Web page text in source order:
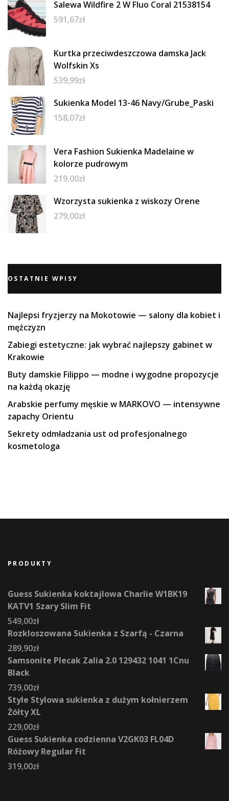
Salewa Wildfire 2 W Fluo Coral 21538154
591,67zł
Kurtka przeciwdeszczowa damska Jack
Wolfskin Xs
539,99zł
Sukienka Model 13-46 Navy/Grube_Paski
158,07zł
Vera Fashion Sukienka Madelaine w
kolorze pudrowym
219,00zł
Wzorzysta sukienka z wiskozy Orene
279,00zł
OSTATNIE WPISY
Najlepsi fryzjerzy na Mokotowie — salony dla kobiet i
mężczyzn
Zabiegi estetyczne: jak wybrać najlepszy gabinet w
Krakowie
Buty damskie Filippo — modne i wygodne propozycje
na każdą okazję
Arabskie perfumy męskie w MARKOVO — intensywne
zapachy Orientu
Sekrety odmładzania ust od profesjonalnego
kosmetologa
PRODUKTY
Guess Sukienka koktajlowa Charlie W1BK19
KATV1 Szary Slim Fit
549,00zł
Rozkloszowana Sukienka z Szarfą - Czarna
289,90zł
Samsonite Plecak Zalia 2.0 129432 1041 1Cnu
Black
739,00zł
Style Stylowa sukienka z dużym kołnierzem
Żółty XL
229,00zł
Guess Sukienka codzienna V2GK03 FL04D
Różowy Regular Fit
319,00zł